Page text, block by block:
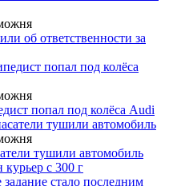
об ответственности за
попал под колёса Audi
тушили автомобиль